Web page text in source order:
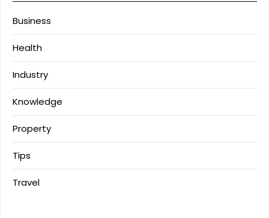
Business
Health
Industry
Knowledge
Property
Tips
Travel